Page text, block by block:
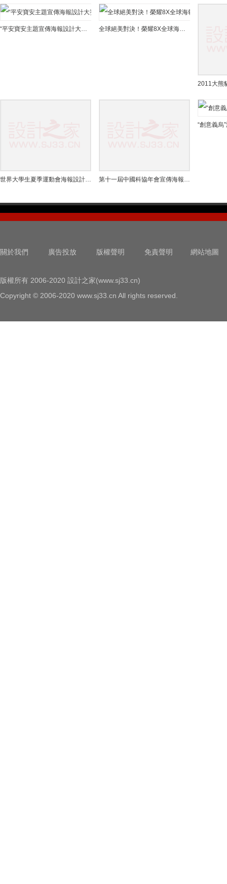
“平安寶安主題宣傳海報設計大賽”征稿 最高獎金1萬元 全球絕美對決！榮耀8X全球海報設計大賽正式開啟
2011大熊
世界大學生夏季運動會海報設計大賽2010年度賽作品征集 第十一屆中國科協年會宣傳海報設計大賽征集作品
“創意義烏
關於我們 廣告投放 版權聲明 免責聲明 網站地圖
版權所有 2006-2020 設計之家(www.sj33.cn)
Copyright © 2006-2020 www.sj33.cn All rights reserved.